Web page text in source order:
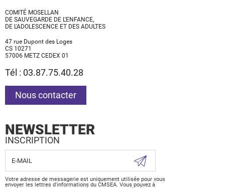
COMITÉ MOSELLAN
DE SAUVEGARDE DE L'ENFANCE,
DE L'ADOLESCENCE ET DES ADULTES
47 rue Dupont des Loges
CS 10271
57006 METZ CEDEX 01
Tél : 03.87.75.40.28
Nous contacter
NEWSLETTER
INSCRIPTION
Votre adresse de messagerie est uniquement utilisée pour vous
envoyer les lettres d'informations du CMSEA. Vous pouvez à